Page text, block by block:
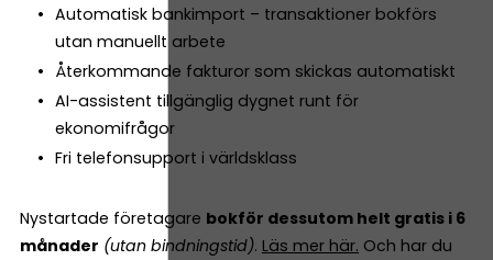
Automatisk bankimport – transaktioner bokförs
utan manuellt arbete
Återkommande fakturor som skickas automatiskt
AI-assistent tillgänglig dygnet runt för
ekonomifrågor
Fri telefonsupport i världsklass
Nystartade företagare bokför dessutom helt gratis i 6
månader (utan bindningstid). Läs mer här. Och har du